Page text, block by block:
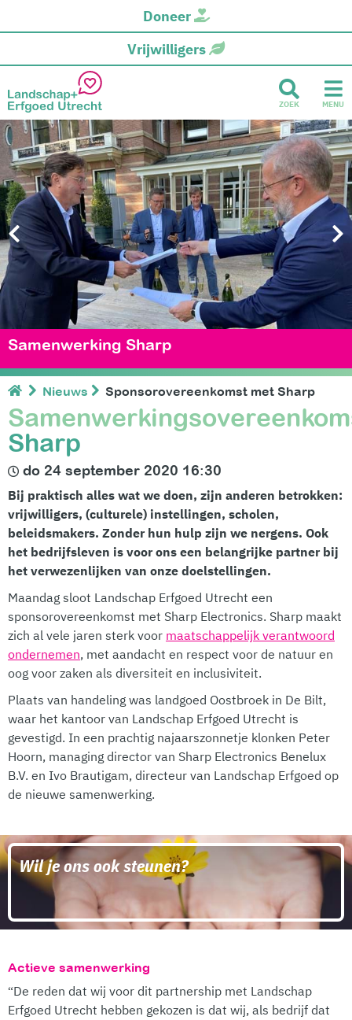
Doneer
Vrijwilligers
ZOEK MENU
Samenwerking Sharp
Nieuws Sponsorovereenkomst met Sharp
Sharp
do 24 september 2020 16:30
Bij praktisch alles wat we doen, zijn anderen betrokken:
vrijwilligers, (culturele) instellingen, scholen,
beleidsmakers. Zonder hun hulp zijn we nergens. Ook
het bedrijfsleven is voor ons een belangrijke partner bij
het verwezenlijken van onze doelstellingen.
Maandag sloot Landschap Erfgoed Utrecht een
sponsorovereenkomst met Sharp Electronics. Sharp maakt
zich al vele jaren sterk voor maatschappelijk verantwoord
ondernemen, met aandacht en respect voor de natuur en
oog voor zaken als diversiteit en inclusiviteit.
Plaats van handeling was landgoed Oostbroek in De Bilt,
waar het kantoor van Landschap Erfgoed Utrecht is
gevestigd. In een prachtig najaarszonnetje klonken Peter
Hoorn, managing director van Sharp Electronics Benelux
B.V. en Ivo Brautigam, directeur van Landschap Erfgoed op
de nieuwe samenwerking.
Wil je ons ook steunen?
Actieve samenwerking
“De reden dat wij voor dit partnership met Landschap
Erfgoed Utrecht hebben gekozen is dat wij, als bedrijf dat